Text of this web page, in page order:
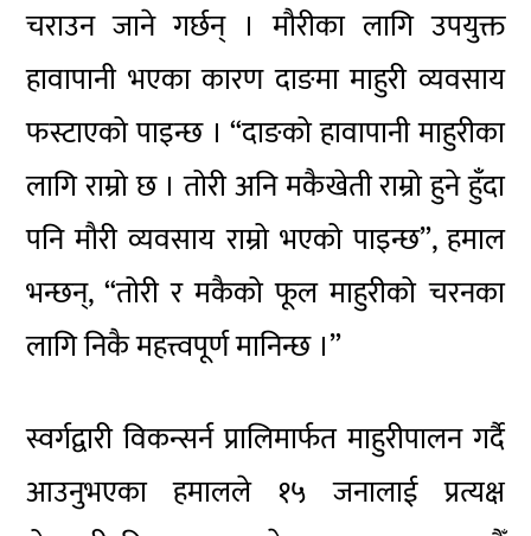
चराउन जाने गर्छन् । मौरीका लागि उपयुक्त
हावापानी भएका कारण दाङमा माहुरी व्यवसाय
फस्टाएको पाइन्छ । “दाङको हावापानी माहुरीका
लागि राम्रो छ । तोरी अनि मकैखेती राम्रो हुने हुँदा
पनि मौरी व्यवसाय राम्रो भएको पाइन्छ”, हमाल
भन्छन्, “तोरी र मकैको फूल माहुरीको चरनका
लागि निकै महत्त्वपूर्ण मानिन्छ ।”
स्वर्गद्वारी विकन्सर्न प्रालिमार्फत माहुरीपालन गर्दै
आउनुभएका हमालले १५ जनालाई प्रत्यक्ष